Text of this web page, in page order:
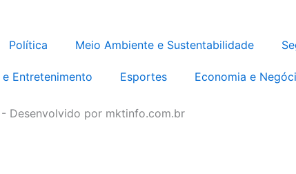
Política Meio Ambiente e Sustentabilidade
Entretenimento Esportes Economia e
Desenvolvido por mktinfo.com.br